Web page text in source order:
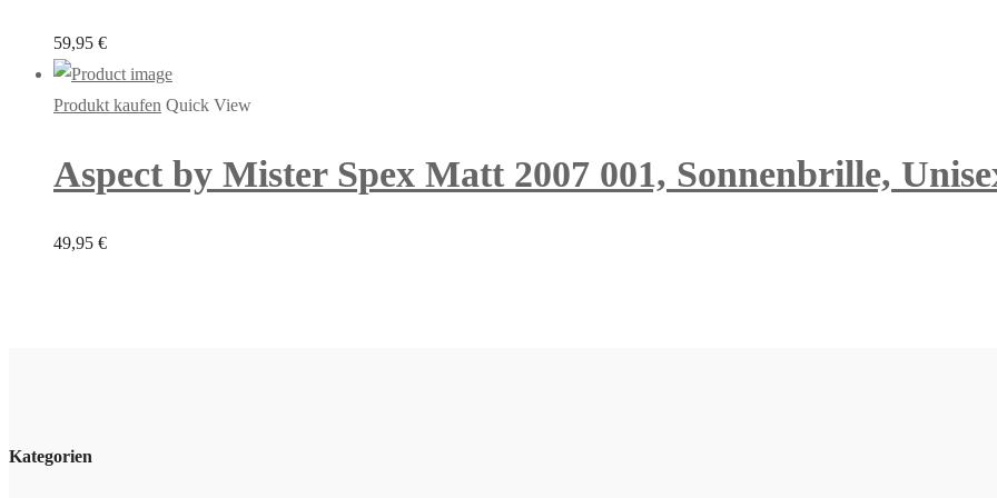
59,95 €
Produkt kaufen Quick View
Aspect by Mister Spex Matt 2007 001, Sonnenbrille,
49,95 €
Kategorien